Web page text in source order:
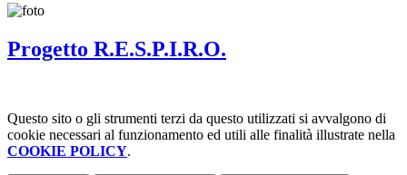
Progetto R.E.S.P.I.R.O.
Questo sito o gli strumenti terzi da questo utilizzati si avvalgono di
cookie necessari al funzionamento ed utili alle finalità illustrate nella
COOKIE POLICY.